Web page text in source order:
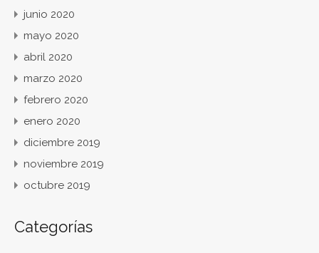
junio 2020
mayo 2020
abril 2020
marzo 2020
febrero 2020
enero 2020
diciembre 2019
noviembre 2019
octubre 2019
Categorías